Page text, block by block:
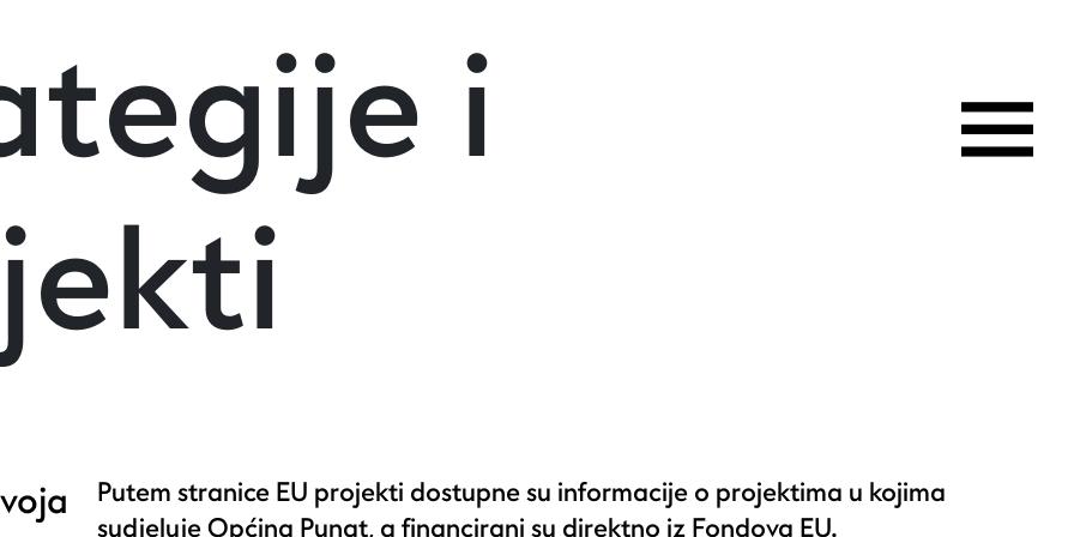
i
Putem stranice EU projekti dostupne su informacije o projektima u kojima
sudjeluje Općina Punat, a financirani su direktno iz Fondova EU.